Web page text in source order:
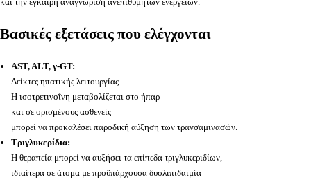
Βασικές εξετάσεις που ελέγχονται
AST, ALT, γ-GT:
Δείκτες ηπατικής λειτουργίας.
Η ισοτρετινοΐνη μεταβολίζεται στο ήπαρ
και σε ορισμένους ασθενείς
μπορεί να προκαλέσει παροδική αύξηση των τρανσαμινασών.
Τριγλυκερίδια:
Η θεραπεία μπορεί να αυξήσει τα επίπεδα τριγλυκεριδίων,
ιδιαίτερα σε άτομα με προϋπάρχουσα δυσλιπιδαιμία